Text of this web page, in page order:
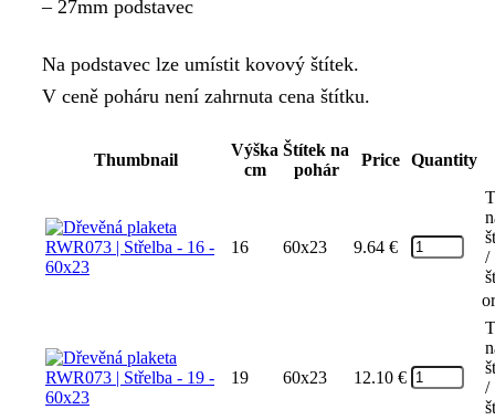
24.44 €
– 27mm podstavec
Na podstavec lze umístit kovový štítek.
V ceně poháru není zahrnuta cena štítku.
Thumbnail
Výška
cm
Štítek na
pohár
Price Quantity
16 60x23 9.64 €
/
or
19 60x23 12.10 €
/